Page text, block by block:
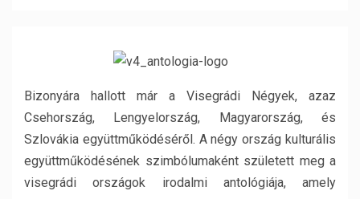
Bizonyára hallott már a Visegrádi Négyek, azaz
Csehország, Lengyelország, Magyarország, és
Szlovákia együttműködéséről. A négy ország kulturális
együttműködésének szimbólumaként született meg a
visegrádi országok irodalmi antológiája, amely